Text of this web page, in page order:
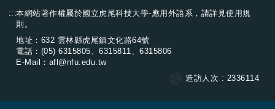
:::本網站著作權屬於國立虎尾科技大學-應用外語系，請詳見 使用規
則 。
地址：632 雲林縣虎尾鎮文化路64號
電話：(05) 6315805、6315811、6315806
E-Mail： afl@nfu.edu.tw
連結
造訪人次 : 2336114